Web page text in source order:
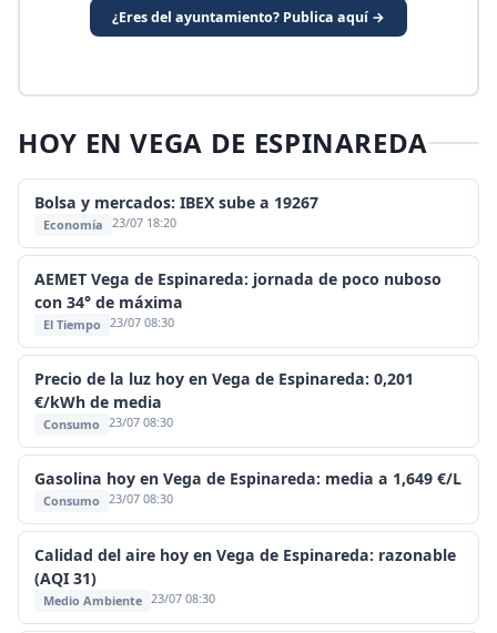
¿Eres del ayuntamiento? Publica aquí →
HOY EN VEGA DE ESPINAREDA
Bolsa y mercados: IBEX sube a 19267
Economía 23/07 18:20
AEMET Vega de Espinareda: jornada de poco nuboso
con 34° de máxima
El Tiempo 23/07 08:30
Precio de la luz hoy en Vega de Espinareda: 0,201
€/kWh de media
Consumo 23/07 08:30
Gasolina hoy en Vega de Espinareda: media a 1,649 €/L
Consumo 23/07 08:30
Calidad del aire hoy en Vega de Espinareda: razonable
(AQI 31)
Medio Ambiente 23/07 08:30